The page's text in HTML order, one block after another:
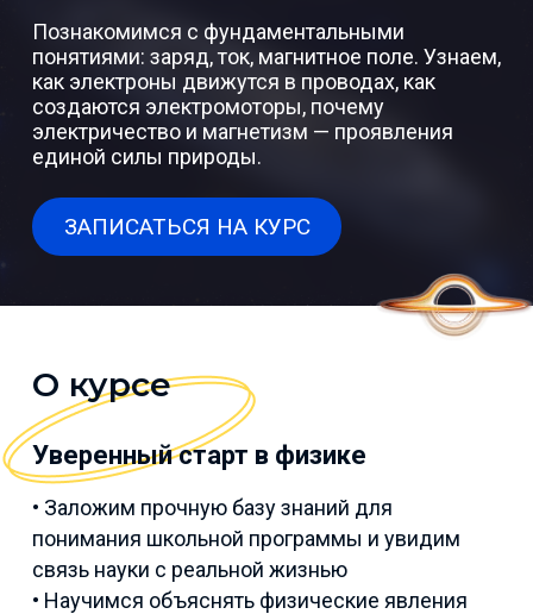
Познакомимся с фундаментальными
понятиями: заряд, ток, магнитное поле. Узнаем,
как электроны движутся в проводах, как
создаются электромоторы, почему
электричество и магнетизм — проявления
единой силы природы.
ЗАПИСАТЬСЯ НА КУРС
О курсе
Уверенный старт в физике
• Заложим прочную базу знаний для
понимания школьной программы и увидим
связь науки с реальной жизнью
• Научимся объяснять физические явления